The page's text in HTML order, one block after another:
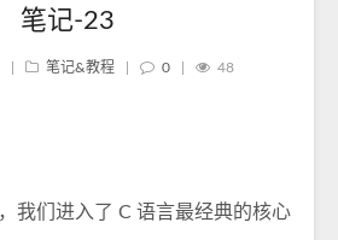
笔记-23
笔记&教程 0 48
我们进入了 C 语言最经典的核心